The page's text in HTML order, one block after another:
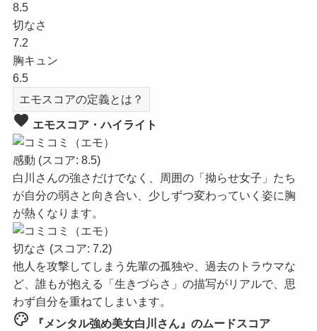
8.5
切なさ
7.2
胸キュン
6.5
エモスコアの定義とは？
favorite エモスコア・ハイライト
感動 (スコア: 8.5)
白川さんの強さだけでなく、周囲の「拗らせ女子」たち
が自分の弱さと向き合い、少しずつ変わっていく姿に胸
が熱くなります。
切なさ (スコア: 7.2)
他人を攻撃してしまう先輩の孤独や、過去のトラウマな
ど、誰もが抱える「生きづらさ」の描写がリアルで、思
わず自分を重ねてしまいます。
palette 『メンタル強め美女白川さん』のムードスコア